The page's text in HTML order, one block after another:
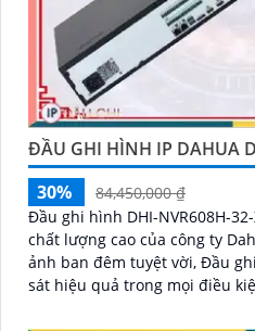
ĐẦU GHI HÌNH IP DAHUA
30%
84,450,000 ₫
Đầu ghi hình DHI-NVR608H-
chất lượng cao của công ty Dahua. Với chất
ảnh ban đêm tuyệt vời, Đầu
sát hiệu quả trong mọi điều